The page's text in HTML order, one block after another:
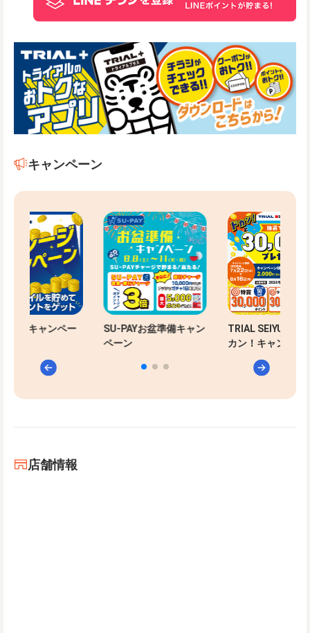
キャンペーン
お盆準備キャン
TRIAL SEIYU 合同 夏ド
カン！キャンペーン
マイレージキャン
ン！
店舗情報